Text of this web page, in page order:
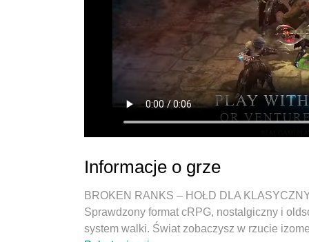
Informacje o grze
BROKEN RANKS – HOŁD DLA
Sprawdzony format cRPG, nostalgiczny i
system walki. Świat zobaczysz w rzucie